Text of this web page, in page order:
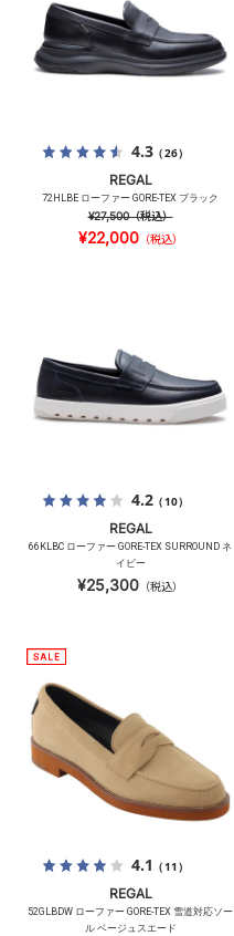
4.3（26）
REGAL
72HLBE ローファー GORE-TEX ブラック
¥27,500（税込）
¥22,000（税込）
4.2（10）
REGAL
66KLBC ローファー GORE-TEX SURROUND ネ
イビー
¥25,300 （税込）
4.1 （11）
REGAL
52GLBDW ローファー GORE-TEX 雪道対応ソー
ル ベージュスエード